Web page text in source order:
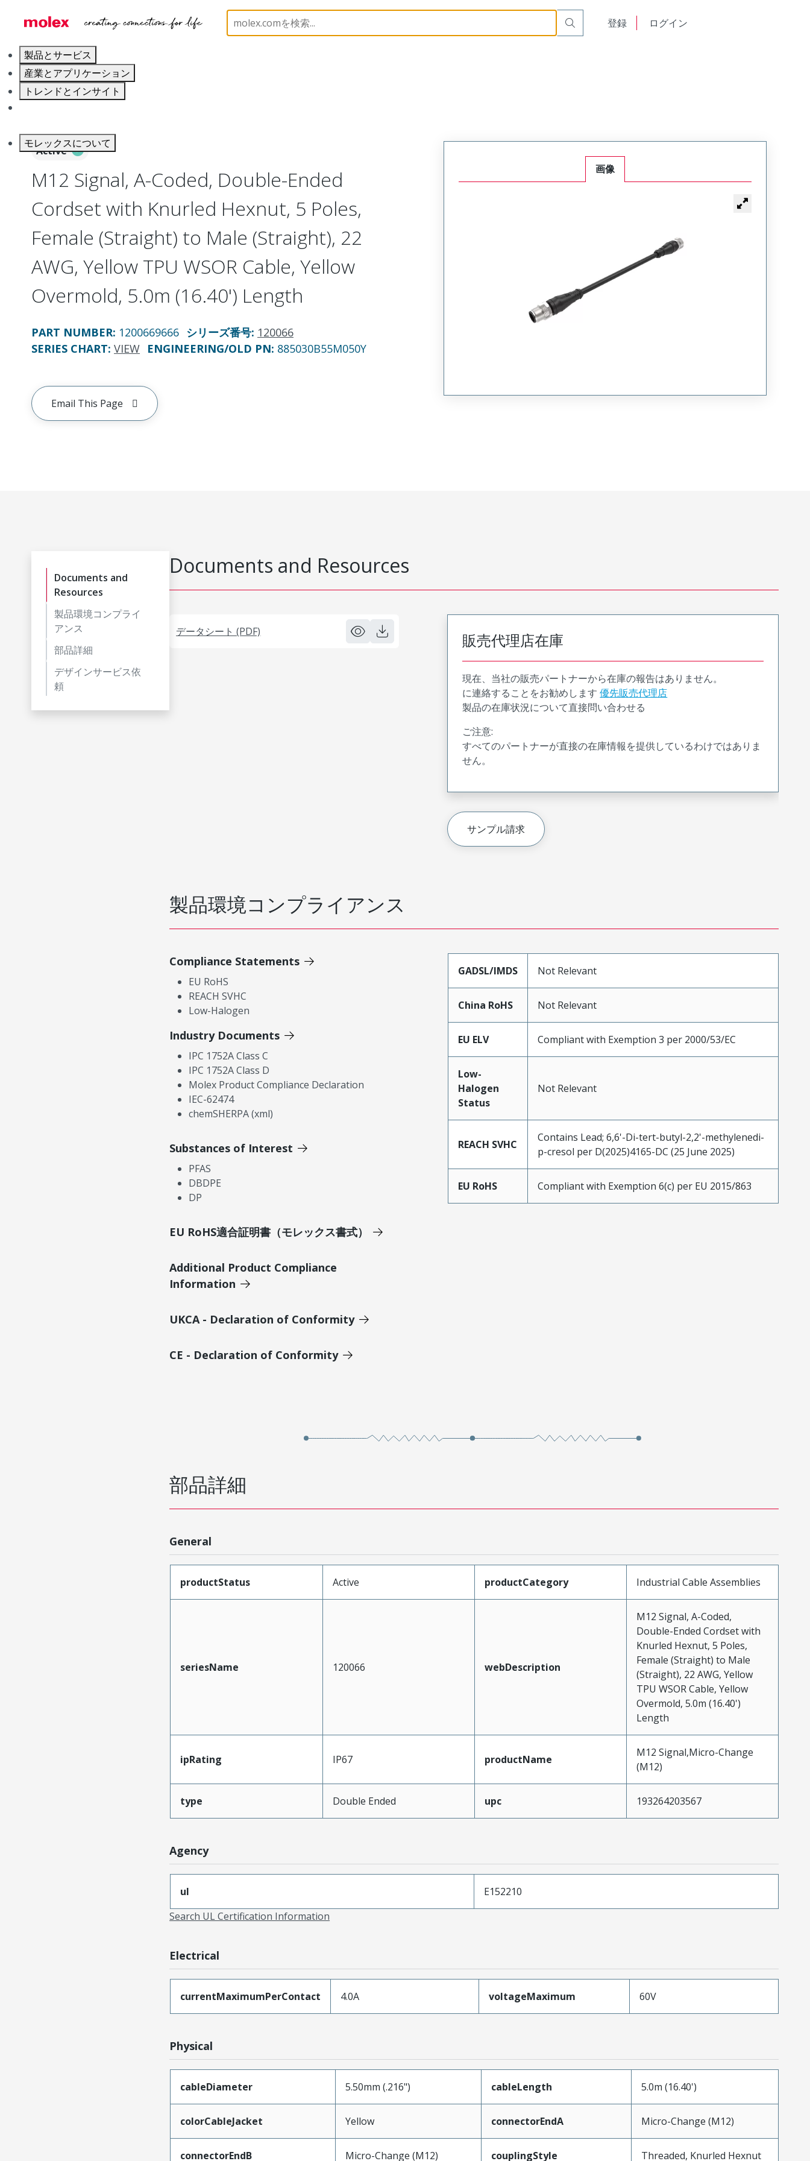
登録 ログイン
製品とサービス
産業とアプリケーション
トレンドとインサイト
モレックスについて
Industrial Cable Assemblies 120066 1200669666
Active
M12 Signal, A-Coded, Double-Ended
Cordset with Knurled Hexnut, 5 Poles,
Female (Straight) to Male (Straight), 22
AWG, Yellow TPU WSOR Cable, Yellow
Overmold, 5.0m (16.40') Length
PART NUMBER: 1200669666 シリーズ番号: 120066
SERIES CHART: VIEW ENGINEERING/OLD PN: 885030B55M050Y
Email This Page
画像
Documents and
Resources
製品環境コンプライ
アンス
部品詳細
デザインサービス依
頼
Documents and Resources
データシート (PDF) 販売代理店在庫
現在、当社の販売パートナーから在庫の報告はありません。
に連絡することをお勧めします 優先販売代理店
製品の在庫状況について直接問い合わせる
ご注意:
すべてのパートナーが直接の在庫情報を提供しているわけではありま
せん。
サンプル請求
製品環境コンプライアンス
Compliance Statements
EU RoHS
REACH SVHC
Low-Halogen
Industry Documents
IPC 1752A Class C
IPC 1752A Class D
Molex Product Compliance Declaration
IEC-62474
chemSHERPA (xml)
Substances of Interest
PFAS
DBDPE
DP
EU RoHS適合証明書（モレックス書式）
Additional Product Compliance
Information
UKCA - Declaration of Conformity
CE - Declaration of Conformity
GADSL/IMDS Not Relevant
China RoHS Not Relevant
EU ELV Compliant with Exemption 3 per 2000/53/EC
Low-
Halogen
Status
Not Relevant
REACH SVHC
Contains Lead; 6,6'-Di-tert-butyl-2,2'-methylenedi-
p-cresol per D(2025)4165-DC (25 June 2025)
EU RoHS Compliant with Exemption 6(c) per EU 2015/863
部品詳細
General
productStatus Active productCategory Industrial Cable Assemblies
seriesName 120066 webDescription
M12 Signal, A-Coded,
Double-Ended Cordset with
Knurled Hexnut, 5 Poles,
Female (Straight) to Male
(Straight), 22 AWG, Yellow
TPU WSOR Cable, Yellow
Overmold, 5.0m (16.40')
Length
ipRating IP67 productName
M12 Signal,Micro-Change
(M12)
type Double Ended upc 193264203567
Agency
ul
E152210
Search UL Certification Information
Electrical
currentMaximumPerContact 4.0A voltageMaximum 60V
Physical
cableDiameter 5.50mm (.216") cableLength 5.0m (16.40')
colorCableJacket Yellow connectorEndA Micro-Change (M12)
connectorEndB Micro-Change (M12) couplingStyle Threaded, Knurled Hexnut